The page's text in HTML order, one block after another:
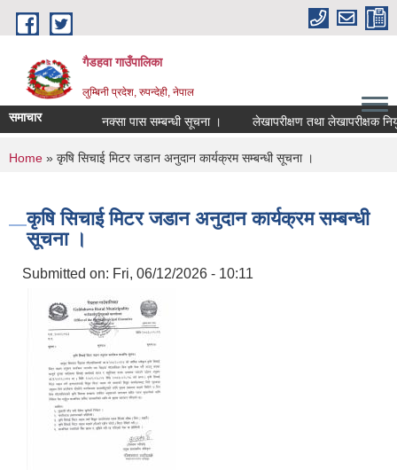
Skip to main content
गैडहवा गाउँपालिका
लुम्बिनी प्रदेश, रुपन्देही, नेपाल
समाचार नक्सा पास सम्बन्धी सूचना । लेखापरीक्षण तथा लेखापरीक्षक
You are here
Home » कृषि सिचाई मिटर जडान अनुदान कार्यक्रम सम्बन्धी सूचना ।
कृषि सिचाई मिटर जडान अनुदान कार्यक्रम सम्बन्धी
सूचना ।
Submitted on: Fri, 06/12/2026 - 10:11